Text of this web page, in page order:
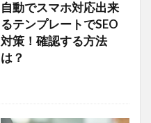
自動でスマホ対応出来
るテンプレートでSEO
対策！確認する方法
は？